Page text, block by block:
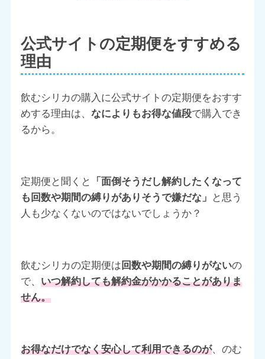
公式サイトの定期便をすすめる
理由
飲むシリカの購入に公式サイトの定期便をおすす
めする理由は、 なによりもお得な値段で購入でき
るから。
定期便と聞くと
「面倒そうだし解約したくなって
も回数や期間の縛りがありそうで嫌だな」
と思う
人も少なくないのではないでしょうか？
飲むシリカの定期便は 回数や期間の縛りがないの
で、 いつ解約しても解約金がかかることがありま
せん。
お得なだけでなく安心して利用できるのが、のむ